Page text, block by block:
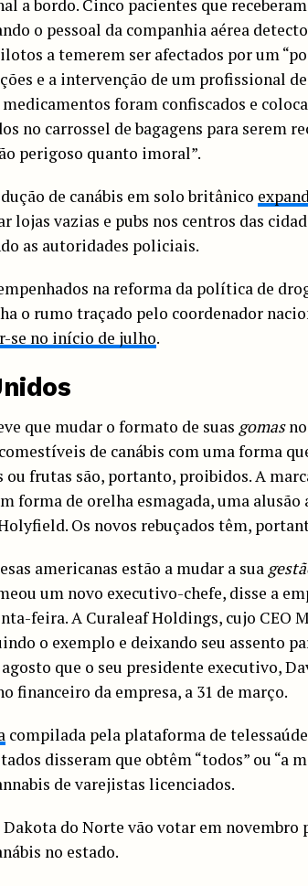
a bordo. Cinco pacientes que
o pessoal da companhia aérea
a temerem ser afectados por um
e a intervenção de um profissional
foram confiscados e
no carrossel de bagagens para serem
perigoso quanto imoral”.
de canábis em solo britânico
lojas vazias e pubs nos centros das
as autoridades policiais.
na reforma da política de
o rumo traçado pelo coordenador
se no início de julho.
que mudar o formato de suas gomasno
de canábis com uma forma
ou frutas são, portanto, proibidos. A
forma de orelha esmagada, uma
Os novos rebuçados têm,
americanas estão a mudar a sua
um novo executivo-chefe, disse a
feira. A Curaleaf Holdings, cujo CEO
o exemplo e deixando seu assento
agosto que o seu presidente executivo,
financeiro da empresa, a 31 de março.
compilada pela plataforma de
disseram que obtêm “todos” ou “a
de varejistas licenciados.
do Norte vão votar em novembro
no estado.